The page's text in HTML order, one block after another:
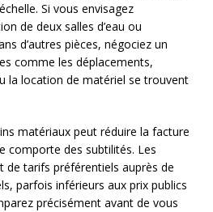
Si vous envisagez
de deux salles d’eau ou
d’autres pièces, négociez un
comme les déplacements,
la location de matériel se trouvent
matériaux peut réduire la facture
comporte des subtilités. Les
de tarifs préférentiels auprès de
parfois inférieurs aux prix publics
précisément avant de vous